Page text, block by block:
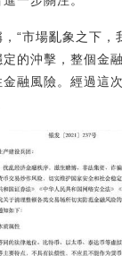
“市場亂象之下，
的沖擊，整個金
融風險。經過這